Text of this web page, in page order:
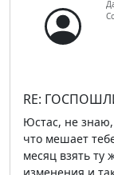
RE:
Юстас, не
что мешает
месяц взять ту
изменения и